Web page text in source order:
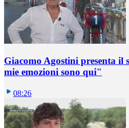
Giacomo Agostini presenta il
mie emozioni sono qui"
08:26